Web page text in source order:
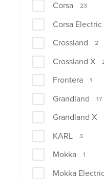
Corsa 23
Corsa Electric
Crossland 2
Crossland X
Frontera 1
Grandland 17
Grandland X
KARL 3
Mokka 1
Mokka